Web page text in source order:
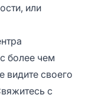
или
более чем
видите своего
с